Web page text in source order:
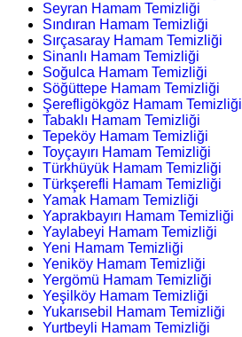
Seyran Hamam Temizliği
Sındıran Hamam Temizliği
Sırçasaray Hamam Temizliği
Sinanlı Hamam Temizliği
Soğulca Hamam Temizliği
Söğüttepe Hamam Temizliği
Şerefligökgöz Hamam Temizliği
Tabaklı Hamam Temizliği
Tepeköy Hamam Temizliği
Toyçayırı Hamam Temizliği
Türkhüyük Hamam Temizliği
Türkşerefli Hamam Temizliği
Yamak Hamam Temizliği
Yaprakbayırı Hamam Temizliği
Yaylabeyi Hamam Temizliği
Yeni Hamam Temizliği
Yeniköy Hamam Temizliği
Yergömü Hamam Temizliği
Yeşilköy Hamam Temizliği
Yukarısebil Hamam Temizliği
Yurtbeyli Hamam Temizliği